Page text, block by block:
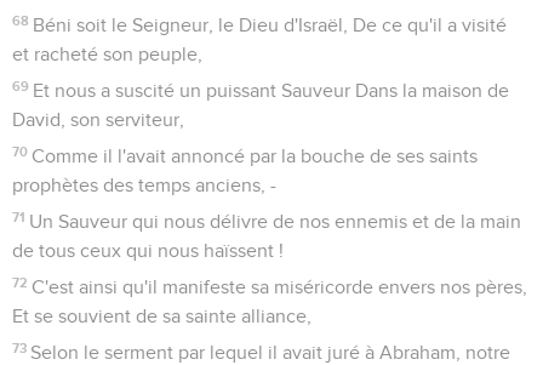
68 Béni soit le Seigneur, le Dieu d'Israël, De ce qu'il a visité
et racheté son peuple,
69 Et nous a suscité un puissant Sauveur Dans la maison de
David, son serviteur,
70 Comme il l'avait annoncé par la bouche de ses saints
prophètes des temps anciens, -
71 Un Sauveur qui nous délivre de nos ennemis et de la main
de tous ceux qui nous haïssent !
72 C'est ainsi qu'il manifeste sa miséricorde envers nos pères,
Et se souvient de sa sainte alliance,
73 Selon le serment par lequel il avait juré à Abraham, notre